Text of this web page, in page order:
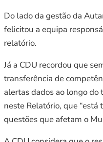
Do lado da gestão da
felicitou a equipa
relatório.
Já a CDU recordou que
transferência de
alertas dados ao longo do
neste Relatório, que
questões que afetam o